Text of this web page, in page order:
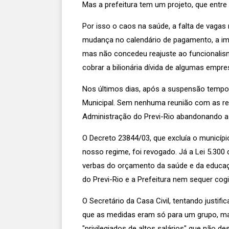
Mas a prefeitura tem um projeto, que
Por isso o caos na saúde, a falta de
mudança no calendário de pagamento, a
mas não concedeu reajuste ao
cobrar a bilionária dívida de algumas
Nos últimos dias, após a suspensão
Municipal. Sem nenhuma reunião com as
Administração do Previ-Rio abandonando
O Decreto 23844/03, que excluía o
nosso regime, foi revogado. Já a Lei
verbas do orçamento da saúde e da
do Previ-Rio e a Prefeitura nem sequer
O Secretário da Casa Civil, tentando
que as medidas eram só para um grupo,